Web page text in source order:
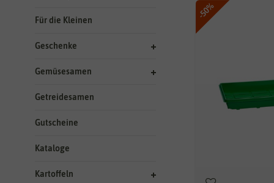
Für die Kleinen
Geschenke
Gemüsesamen
Getreidesamen
Gutscheine
Kataloge
Kartoffeln
-50%